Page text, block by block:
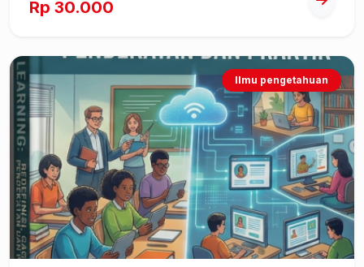
Rp 30.000
Ilmu pengetahuan